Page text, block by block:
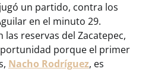
un partido, contra los
en el minuto 29.
las reservas del Zacatepec,
porque el primer
Nacho Rodríguez, es